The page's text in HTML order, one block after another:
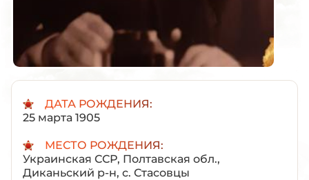
ДАТА РОЖДЕНИЯ:
25 марта 1905
МЕСТО РОЖДЕНИЯ:
Украинская ССР, Полтавская обл.,
Диканьский р-н, с. Стасовцы